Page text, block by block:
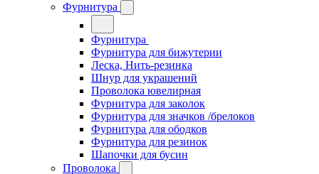
Фурнитура
Фурнитура
Фурнитура для бижутерии
Леска, Нить-резинка
Шнур для украшений
Проволока ювелирная
Фурнитура для заколок
Фурнитура для значков /брелоков
Фурнитура для ободков
Фурнитура для резинок
Шапочки для бусин
Проволока